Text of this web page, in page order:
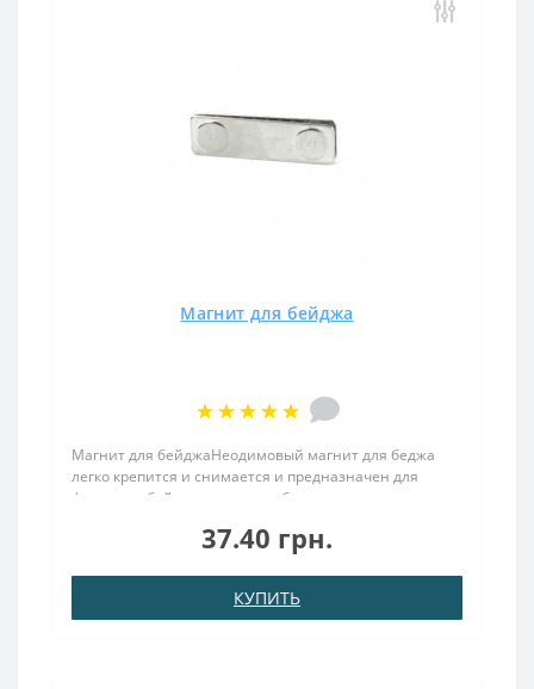
Магнит для бейджа
Магнит для бейджаНеодимовый магнит для беджа
легко крепится и снимается и предназначен для
фиксации бейджа на одежде без использования
37.40 грн.
КУПИТЬ